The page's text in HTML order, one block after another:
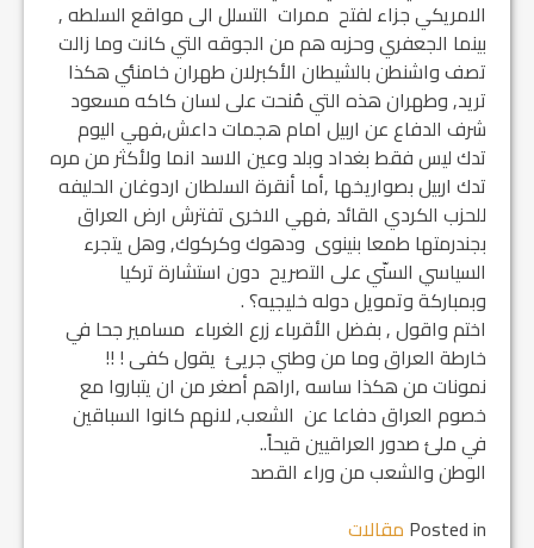
الامريكي جزاء لفتح ممرات التسلل الى مواقع السلطه ,
بينما الجعفري وحزبه هم من الجوقه التي كانت وما زالت
تصف واشنطن بالشيطان الأكبرلان طهران خامنئي هكذا
تريد, وطهران هذه التي مُنحت على لسان كاكه مسعود
شرف الدفاع عن اربيل امام هجمات داعش,فهي اليوم
تدك ليس فقط بغداد وبلد وعين الاسد انما ولأكثر من مره
تدك اربيل بصواريخها ,أما أنقرة السلطان اردوغان الحليفه
للحزب الكردي القائد ,فهي الاخرى تفترش ارض العراق
بجندرمتها طمعا بنينوى ودهوك وكركوك, وهل يتجرء
السياسي السنّي على التصريح دون استشارة تركيا
وبمباركة وتمويل دوله خليجيه؟ .
اختم واقول , بفضل الأقرباء زرع الغرباء مسامير جحا في
خارطة العراق وما من وطني جريئ يقول كفى ! !!
نمونات من هكذا ساسه ,اراهم أصغر من ان يتباروا مع
خصوم العراق دفاعا عن الشعب, لانهم كانوا السباقين
في ملئ صدور العراقيين قيحاً..
الوطن والشعب من وراء القصد
Posted in مقالات